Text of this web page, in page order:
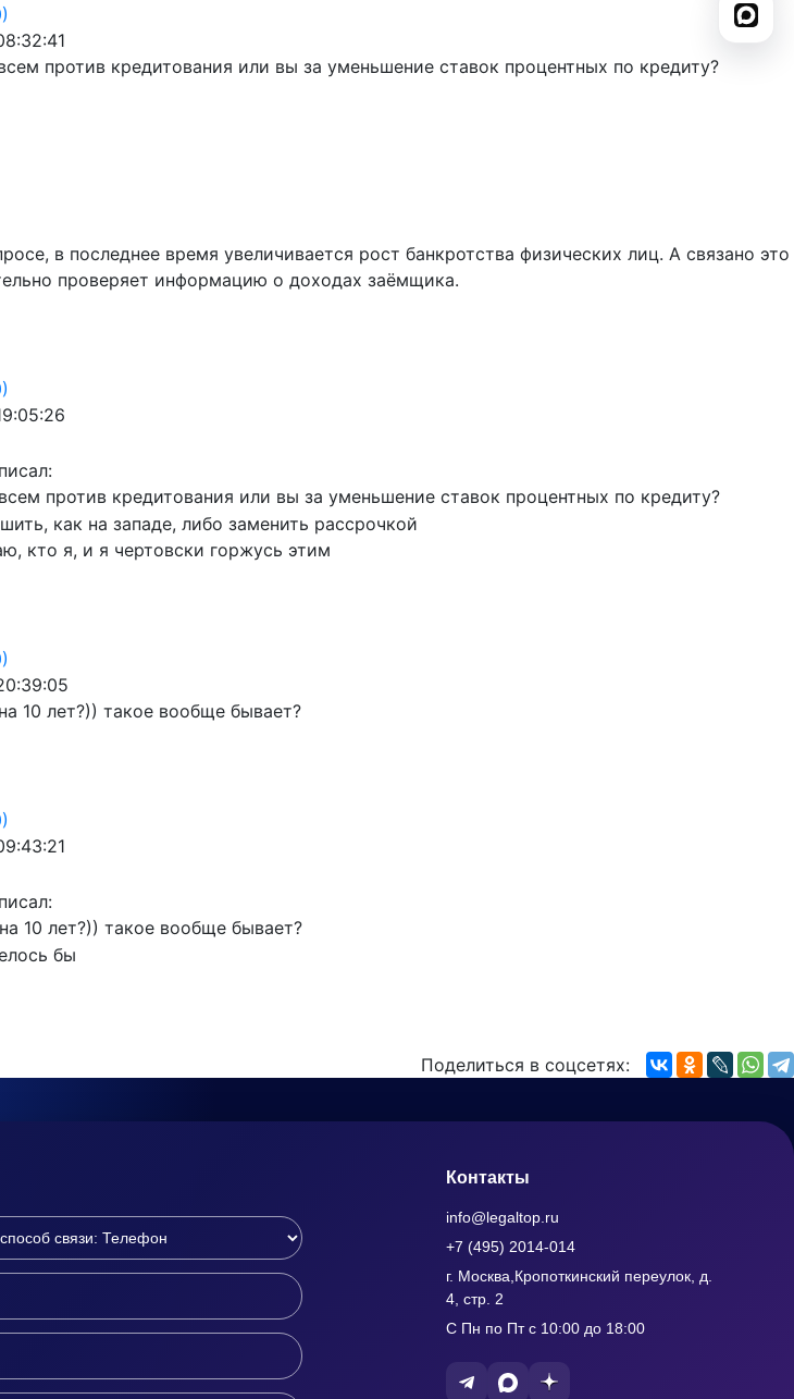
против кредитования или вы за уменьшение ставок процентных по кредиту?
в последнее время увеличивается рост банкротства физических лиц. А связано это
проверяет информацию о доходах заёмщика.
против кредитования или вы за уменьшение ставок процентных по кредиту?
как на западе, либо заменить рассрочкой
кто я, и я чертовски горжусь этим
10 лет?)) такое вообще бывает?
10 лет?)) такое вообще бывает?
бы
Поделиться в соцсетях:
Контакты
info@legaltop.ru
+7 (495) 2014-014
г. Москва,Кропоткинский переулок, д.
4, стр. 2
С Пн по Пт с 10:00 до 18:00